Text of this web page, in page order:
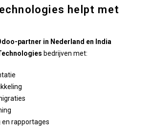
helpt met
partner in Nederland en India
bedrijven met:
rapportages